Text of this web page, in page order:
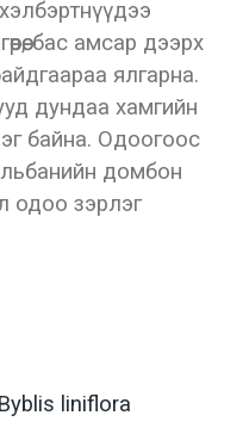
бас амсар дээрх
ялгарна.
дундаа хамгийн
байна. Одоогоос
домбон
одоо зэрлэг
Byblis liniflora